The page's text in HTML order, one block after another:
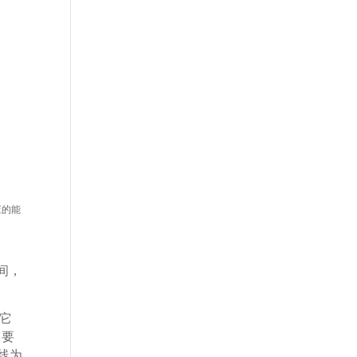
能
，